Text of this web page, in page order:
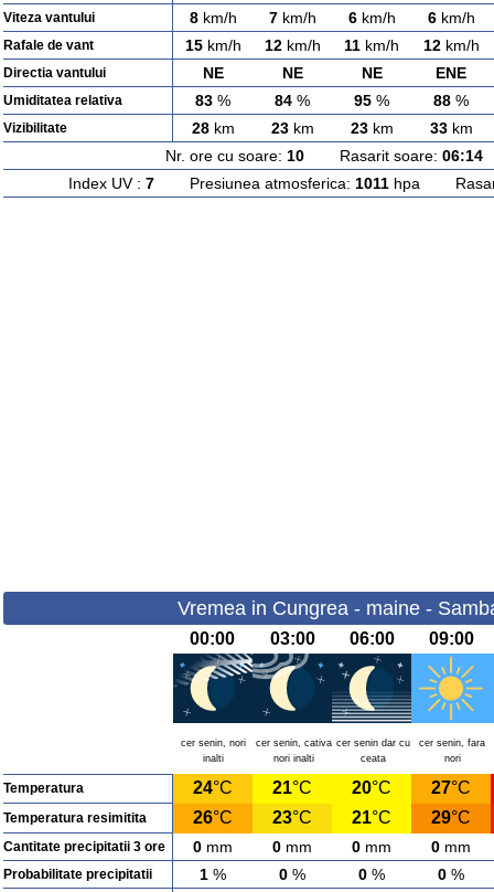
Viteza vantului 8km/h 7km/h 6km/h 6km/h
Rafale de vant 15km/h 12km/h 11 km/h 12km/h
Directia vantului NE NE NE ENE
Umiditatea relativa 83 % 84 % 95 % 88 %
Vizibilitate 28km 23km 23km 33km
Nr. ore cu soare: 10Rasarit soare: 06:14
Index UV : 7 Presiunea atmosferica: 1011 hpa
Vremea in Cungrea - maine -
00:00 03:00 06:00 09:00
cer senin, nori
inalti
cer senin, cativa
nori inalti
cer senin dar cu
ceata
cer senin, fara
nori
Temperatura 24°C 21°C 20°C 27°C
Temperatura resimitita 26°C 23°C 21°C 29°C
Cantitate precipitatii 3 ore 0 mm 0 mm 0 mm 0 mm
Probabilitate precipitatii 1 % 0 % 0 % 0 %